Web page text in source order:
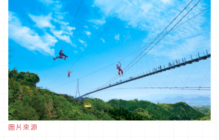
圖片來源